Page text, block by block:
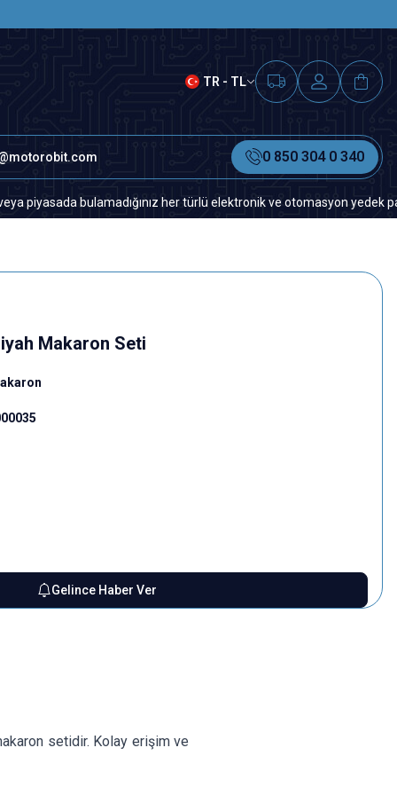
TR - TL
0 850 304 0 340
bulamadığınız her türlü elektronik ve otomasyon yedek parça
Makaron Seti
Gelince Haber Ver
setidir. Kolay erişim ve